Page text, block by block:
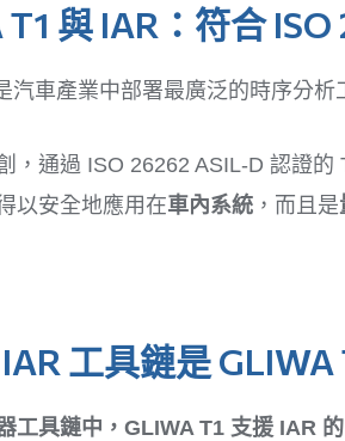
T1 與 IAR：符合
汽車產業中部署最廣泛的時序分
，通過 ISO 26262 ASIL-D 認證的
以安全地應用在車內系統 ，而且是
工具鏈是
工具鏈中，GLIWA T1 支援 IAR